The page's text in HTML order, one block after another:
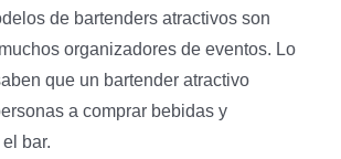
de bartenders atractivos son
organizadores de eventos. Lo
que un bartender atractivo
a comprar bebidas y
bar.